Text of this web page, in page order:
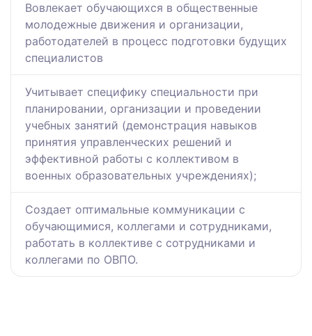
Вовлекает обучающихся в общественные
молодежные движения и организации,
работодателей в процесс подготовки будущих
специалистов
Учитывает специфику специальности при
планировании, организации и проведении
учебных занятий (демонстрация навыков
принятия управленческих решений и
эффективной работы с коллективом в
военных образовательных учреждениях);
Создает оптимальные коммуникации с
обучающимися, коллегами и сотрудниками,
работать в коллективе с сотрудниками и
коллегами по ОВПО.